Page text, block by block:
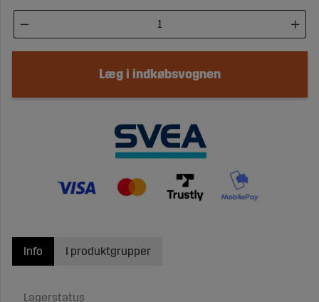
Læg i indkøbsvognen
Info
Lagerstatus
I produktgrupper